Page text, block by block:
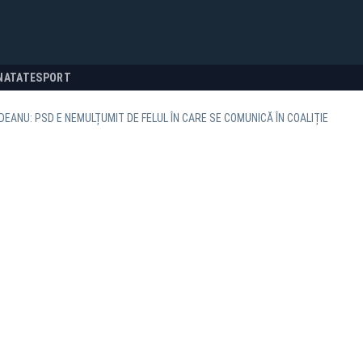
SPORT
PSD E NEMULȚUMIT DE FELUL ÎN CARE SE COMUNICĂ ÎN COALIȚIE